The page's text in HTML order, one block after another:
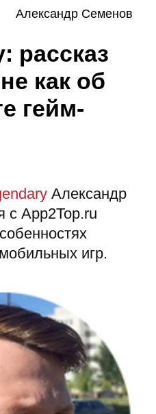
Александр Семенов
рассказ
как об
гейм-
Александр
с App2Top.ru
игр.